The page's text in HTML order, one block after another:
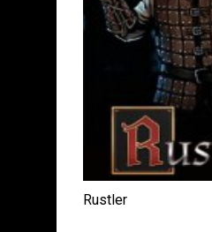
Rustler